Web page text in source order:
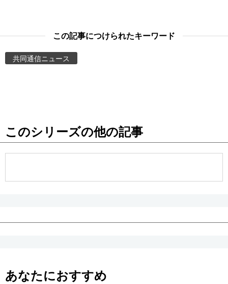
お知らせ
この記事につけられたキーワード
共同通信ニュース
このシリーズの他の記事
あなたにおすすめ